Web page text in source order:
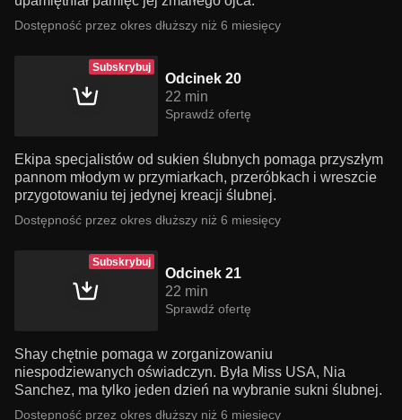
Dostępność przez okres dłuższy niż 6 miesięcy
Subskrybuj
Odcinek 20
22 min
Sprawdź ofertę
Ekipa specjalistów od sukien ślubnych pomaga przyszłym
pannom młodym w przymiarkach, przeróbkach i wreszcie
przygotowaniu tej jedynej kreacji ślubnej.
Dostępność przez okres dłuższy niż 6 miesięcy
Subskrybuj
Odcinek 21
22 min
Sprawdź ofertę
Shay chętnie pomaga w zorganizowaniu
niespodziewanych oświadczyn. Była Miss USA, Nia
Sanchez, ma tylko jeden dzień na wybranie sukni ślubnej.
Dostępność przez okres dłuższy niż 6 miesięcy